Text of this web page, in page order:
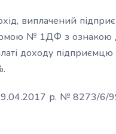
виплачений
№ 1ДФ з ознакою
доходу підприємцю
19.04.2017 р. № 8273/6/